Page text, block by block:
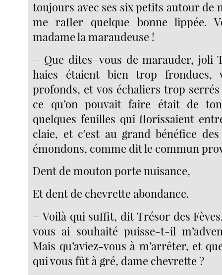
toujours avec ses six petits autour de
me rafler quelque bonne lippée.
madame la maraudeuse !
− Que dites−vous de marauder, joli
haies étaient bien trop frondues,
profonds, et vos échaliers trop
ce qu’on pouvait faire était de
quelques feuilles qui florissaient
claie, et c’est au grand bénéfice
émondons, comme dit le commun
Dent de mouton porte nuisance,
Et dent de chevrette abondance.
− Voilà qui suffit, dit Trésor des
vous ai souhaité puisse-t-il
Mais qu’aviez-vous à m’arrêter, et
qui vous fût à gré, dame chevrette ?